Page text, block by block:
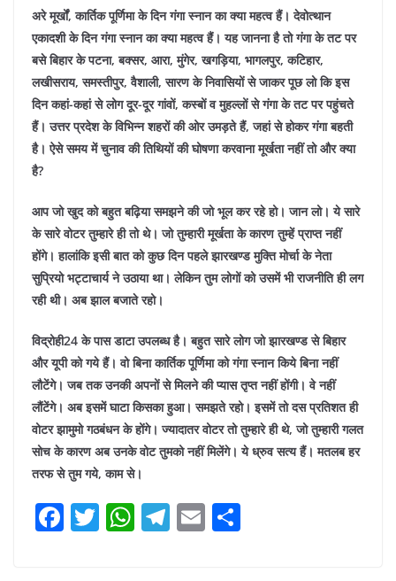
अरे मूर्खों, कार्तिक पूर्णिमा के दिन गंगा स्नान का क्या महत्व हैं। देवोत्थान
एकादशी के दिन गंगा स्नान का क्या महत्व हैं। यह जानना है तो गंगा के तट पर
बसे बिहार के पटना, बक्सर, आरा, मुंगेर, खगड़िया, भागलपुर, कटिहार,
लखीसराय, समस्तीपुर, वैशाली, सारण के निवासियों से जाकर पूछ लो कि इस
दिन कहां-कहां से लोग दूर-दूर गांवों, कस्बों व मुहल्लों से गंगा के तट पर पहुंचते
हैं। उत्तर प्रदेश के विभिन्न शहरों की ओर उमड़ते हैं, जहां से होकर गंगा बहती
है। ऐसे समय में चुनाव की तिथियों की घोषणा करवाना मूर्खता नहीं तो और क्या
है?
आप जो खुद को बहुत बढ़िया समझने की जो भूल कर रहे हो। जान लो। ये सारे
के सारे वोटर तुम्हारे ही तो थे। जो तुम्हारी मूर्खता के कारण तुम्हें प्राप्त नहीं
होंगे। हालांकि इसी बात को कुछ दिन पहले झारखण्ड मुक्ति मोर्चा के नेता
सुप्रियो भट्टाचार्य ने उठाया था। लेकिन तुम लोगों को उसमें भी राजनीति ही लग
रही थी। अब झाल बजाते रहो।
विद्रोही24 के पास डाटा उपलब्ध है। बहुत सारे लोग जो झारखण्ड से बिहार
और यूपी को गये हैं। वो बिना कार्तिक पूर्णिमा को गंगा स्नान किये बिना नहीं
लौटेंगे। जब तक उनकी अपनों से मिलने की प्यास तृप्त नहीं होंगी। वे नहीं
लौंटेंगे। अब इसमें घाटा किसका हुआ। समझते रहो। इसमें तो दस प्रतिशत ही
वोटर झामुमो गठबंधन के होंगे। ज्यादातर वोटर तो तुम्हारे ही थे, जो तुम्हारी गलत
सोच के कारण अब उनके वोट तुमको नहीं मिलेंगे। ये ध्रुव सत्य हैं। मतलब हर
तरफ से तुम गये, काम से।
F T W T E